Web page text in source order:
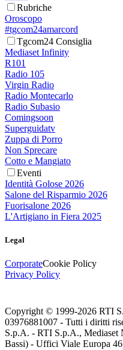
Rubriche
Oroscopo
#tgcom24amarcord
Tgcom24 Consiglia
Mediaset Infinity
R101
Radio 105
Virgin Radio
Radio Montecarlo
Radio Subasio
Comingsoon
Superguidatv
Zuppa di Porro
Non Sprecare
Cotto e Mangiato
Eventi
Identità Golose 2026
Salone del Risparmio 2026
Fuorisalone 2026
L'Artigiano in Fiera 2025
Legal
CorporateCookie Policy
Privacy Policy
Copyright © 1999-2026 RTI
03976881007 - Tutti i diritti
S.p.A. - RTI S.p.A., Mediaset
Bassi) - Uffici Viale Europa